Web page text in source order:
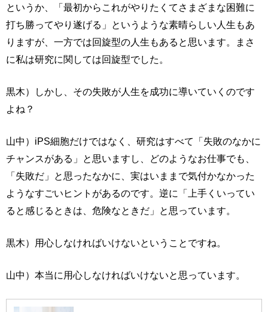
というか、「最初からこれがやりたくてさまざまな困難に
打ち勝ってやり遂げる」というような素晴らしい人生もあ
りますが、一方では回旋型の人生もあると思います。まさ
に私は研究に関しては回旋型でした。
黒木）しかし、その失敗が人生を成功に導いていくのです
よね？
山中）iPS細胞だけではなく、研究はすべて「失敗のなかに
チャンスがある」と思いますし、どのようなお仕事でも、
「失敗だ」と思ったなかに、実はいままで気付かなかった
ようなすごいヒントがあるのです。逆に「上手くいってい
ると感じるときは、危険なときだ」と思っています。
黒木）用心しなければいけないということですね。
山中）本当に用心しなければいけないと思っています。